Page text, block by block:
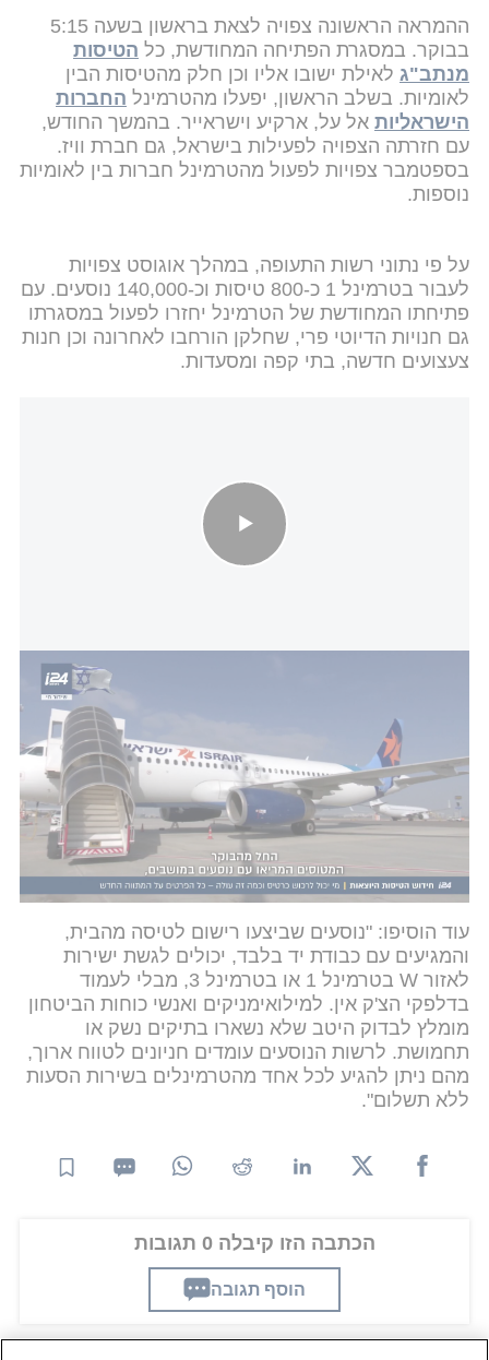
ההמראה הראשונה צפויה לצאת בראשון בשעה 5:15
בבוקר. במסגרת הפתיחה המחודשת, כל הטיסות
מנתב"ג לאילת ישובו אליו וכן חלק מהטיסות הבין
לאומיות. בשלב הראשון, יפעלו מהטרמינל החברות
הישראליות אל על, ארקיע וישראייר. בהמשך החודש,
עם חזרתה הצפויה לפעילות בישראל, גם חברת וויז.
בספטמבר צפויות לפעול מהטרמינל חברות בין לאומיות
נוספות.
על פי נתוני רשות התעופה, במהלך אוגוסט צפויות
לעבור בטרמינל 1 כ-800 טיסות וכ-140,000 נוסעים. עם
פתיחתו המחודשת של הטרמינל יחזרו לפעול במסגרתו
גם חנויות הדיוטי פרי, שחלקן הורחבו לאחרונה וכן חנות
צעצועים חדשה, בתי קפה ומסעדות.
מטעם רשות שדות התעופה נמסר כי "על רקע החזרה
לפעילות של טרמינל 1 והגידול הצפוי בתנועת הנוסעים
בנתב"ג במהלך אוגוסט, ברשות שדות התעופה קוראים
לציבור הנוסעים לבצע רישום לטיסה (צ'ק אין) מהבית,
לוודא קבלת כרטיס עליה למטוס, להגיע לנתב"ג שלוש
שעות בלבד לפני ההמראה ולוודא היטב, ומראש, מאיזה
טרמינל ומאיזו קומה יוצאת הטיסה".
עוד הוסיפו: "נוסעים שביצעו רישום לטיסה מהבית,
והמגיעים עם כבודת יד בלבד, יכולים לגשת ישירות
לאזור W בטרמינל 1 או בטרמינל 3, מבלי לעמוד
בדלפקי הצ'ק אין. למילואימניקים ואנשי כוחות הביטחון
מומלץ לבדוק היטב שלא נשארו בתיקים נשק או
תחמושת. לרשות הנוסעים עומדים חניונים לטווח ארוך,
מהם ניתן להגיע לכל אחד מהטרמינלים בשירות הסעות
ללא תשלום".
הכתבה הזו קיבלה 0 תגובות
הוסף תגובה